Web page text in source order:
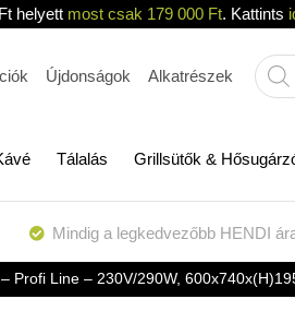
helyett most csak 179 000 Ft. Kattints
Újdonságok Alkatrészek
Tálalás Grillsütők &
Mindig a legkedvezőbb HENDI
Profi Line – 230V/290W,